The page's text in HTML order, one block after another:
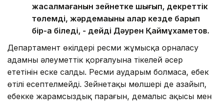
жасалмағанын зейнетке шығып, декреттік
төлемді, жәрдемақыны алар кезде барып
бір-ақ біледі, - дейді Дәурен Қаймұхаметов.
Департамент өкілдері ресми жұмысқа орналасу
адамның әлеуметтік қорғалуына тікелей әсер
ететінін еске салды. Ресми аударым болмаса, еңбек
өтілі есептелмейді. Зейнетақы мөлшері де азайып,
еңбекке жарамсыздық парағын, демалыс ақысы мен